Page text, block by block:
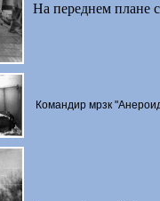
На переднем плане
Командир мрзк